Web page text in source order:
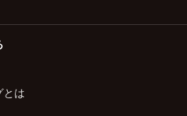
とは